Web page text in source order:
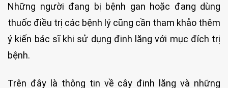
Những người đang bị bệnh gan hoặc đang dùng
thuốc điều trị các bệnh lý cũng cần tham khảo thêm
ý kiến bác sĩ khi sử dụng đinh lăng với mục đích trị
bệnh.
Trên đây là thông tin về cây đinh lăng và những